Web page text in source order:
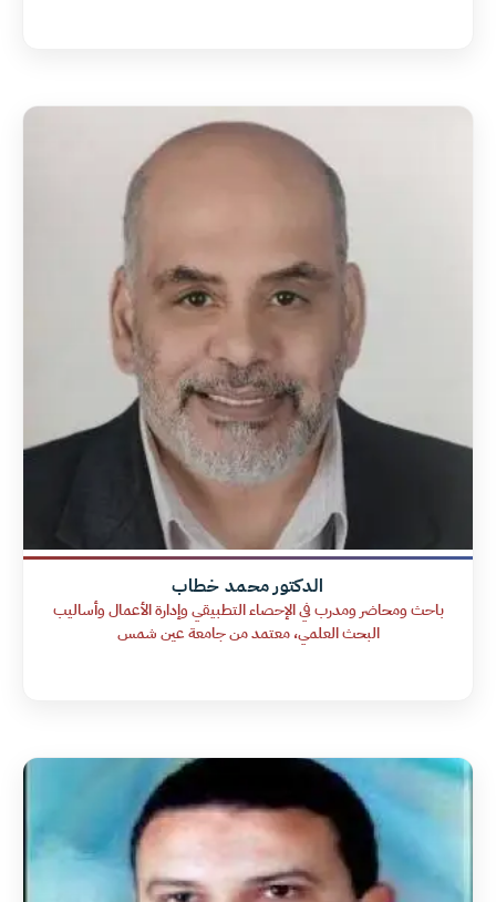
الدكتور محمد خطاب
باحث ومحاضر ومدرب في الإحصاء التطبيقي وإدارة الأعمال وأساليب
البحث العلمي، معتمد من جامعة عين شمس